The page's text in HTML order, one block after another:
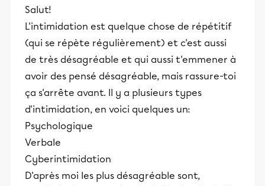
Salut!
L'intimidation est quelque chose de répétitif
(qui se répète régulièrement) et c'est aussi
de très désagréable et qui aussi t'emmener à
avoir des pensé désagréable, mais rassure-toi
ça s'arrête avant. Il y a plusieurs types
d'intimidation, en voici quelques un:
Psychologique
Verbale
Cyberintimidation
D'après moi les plus désagréable sont,